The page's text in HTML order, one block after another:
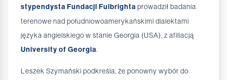
stypendysta Fundacji Fulbrighta prowadził badania
terenowe nad południowoamerykańskimi dialektami
języka angielskiego w stanie Georgia (USA), z afiliacją
University of Georgia.
Leszek Szymański podkreśla, że ponowny wybór do